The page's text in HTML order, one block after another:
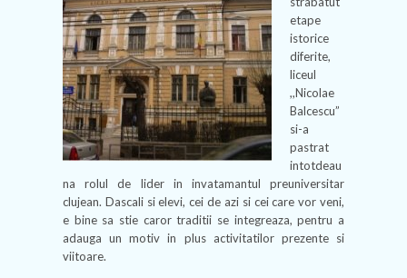
etape
istorice
diferite,
liceul
,,Nicolae
Balcescu”
si-a
pastrat
intotdeau
na rolul de lider in invatamantul preuniversitar
clujean. Dascali si elevi, cei de azi si cei care vor veni,
e bine sa stie caror traditii se integreaza, pentru a
adauga un motiv in plus activitatilor prezente si
viitoare.